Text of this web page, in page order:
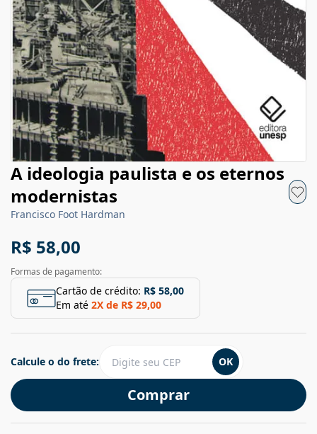
A ideologia paulista e os eternos
modernistas
Francisco Foot Hardman
R$ 58,00
Formas de pagamento:
Cartão de crédito: R$ 58,00
Em até 2X de R$ 29,00
Comprar
Calcule o do frete: OK